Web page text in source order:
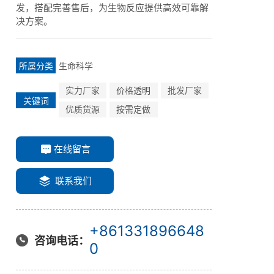
发，搭配完善售后，为生物反应提供高效可靠解
决方案。
所属分类 生命科学
关键词
实力厂家 价格透明
批发厂家
优质货源
按需定做
在线留言
联系我们
咨询电话：
+861331896648
0